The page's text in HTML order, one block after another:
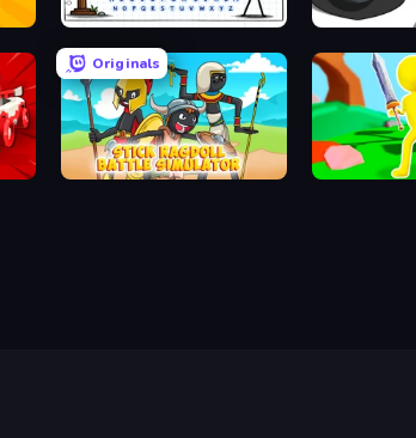
Hangman Legends Riot Assassin
Originals
Stick Ragdoll Battle Simulator Bed Wars